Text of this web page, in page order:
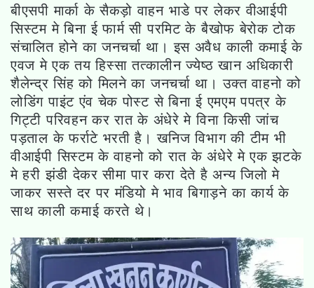
बीएसपी मार्का के सैकड़ो वाहन भाडे पर लेकर वीआईपी
सिस्टम मे बिना ई फार्म सी परमिट के बैखोफ बेरोक टोक
संचालित होने का जनचर्चा था। इस अवैध काली कमाई के
एवज मे एक तय हिस्सा तत्कालीन ज्येष्ठ खान अधिकारी
शैलेन्द्र सिंह को मिलने का जनचर्चा था। उक्त वाहनो को
लोडिंग पाइंट एंव चेक पोस्ट से बिना ई एमएम पपत्र के
गिट्टी परिवहन कर रात के अंधेरे मे विना किसी जांच
पड़ताल के फर्राटे भरती है। खनिज विभाग की टीम भी
वीआईपी सिस्टम के वाहनो को रात के अंधेरे मे एक झटके
मे हरी झंडी देकर सीमा पार करा देते है अन्य जिलो मे
जाकर सस्ते दर पर मंडियो मे भाव बिगाड़ने का कार्य के
साथ काली कमाई करते थे।